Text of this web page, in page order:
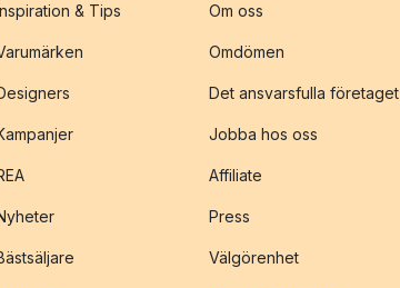
& Tips Om oss
Omdömen
Det ansvarsfulla företaget
Jobba hos oss
Affiliate
Press
Välgörenhet